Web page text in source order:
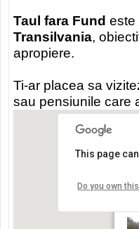
Taul fara Fund este
Transilvania,
apropiere.
Ti-ar placea sa
sau pensiunile care